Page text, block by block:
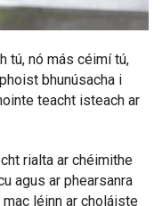
tú, nó más céimí tú,
bhunúsacha i
teacht isteach ar
rialta ar chéimithe
agus ar phearsanra
léinn ar choláiste